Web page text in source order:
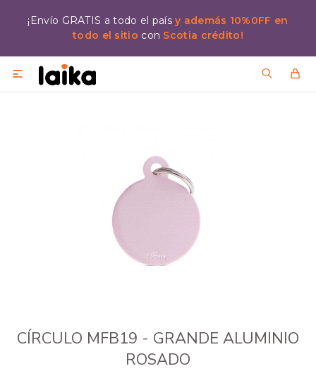
¡Envío GRATIS a todo el paísy además 10%0FF en
todo el sitio con Scotia crédito!

CÍRCULO MFB19 - GRANDE ALUMINIO
ROSADO